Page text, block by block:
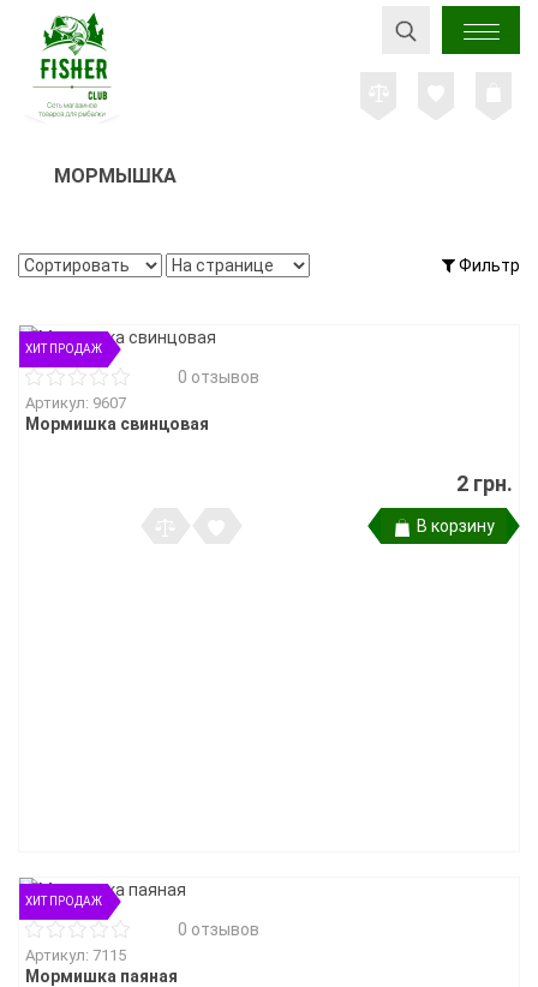
МОРМЫШКА
Фильтр
ХИТ ПРОДАЖ
0 отзывов
Артикул: 9607
Мормишка свинцовая
2 грн.
В корзину
ХИТ ПРОДАЖ
0 отзывов
Артикул: 7115
Мормишка паяная